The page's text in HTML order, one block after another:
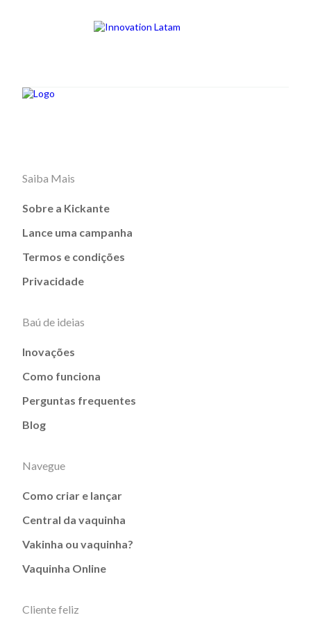
Saiba Mais
Sobre a Kickante
Lance uma campanha
Termos e condições
Privacidade
Baú de ideias
Inovações
Como funciona
Perguntas frequentes
Blog
Navegue
Como criar e lançar
Central da vaquinha
Vakinha ou vaquinha?
Vaquinha Online
Cliente feliz